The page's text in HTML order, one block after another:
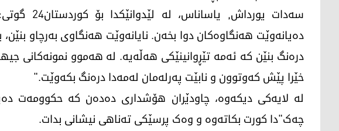
سەدات
دەیانەوێت هەنگاوەکان دوا بخەن. نایانەوێت هەنگاوی بەرچاو
درەنگ بنێن کە ئەمە تێڕوانینێکی هەڵەیە. لە هەموو نمونەکانی
خێرا پێش کەوتوون و نابێت پەرلەمان لەمەدا درەنگ بکەوێت."
لە لایەکی دیکەوە، چاودێران هۆشداری دەدەن کە حکوومەت
چەک"دا کورت بکاتەوە و وەک پرسێکی تەناهی نیشانی بدات.